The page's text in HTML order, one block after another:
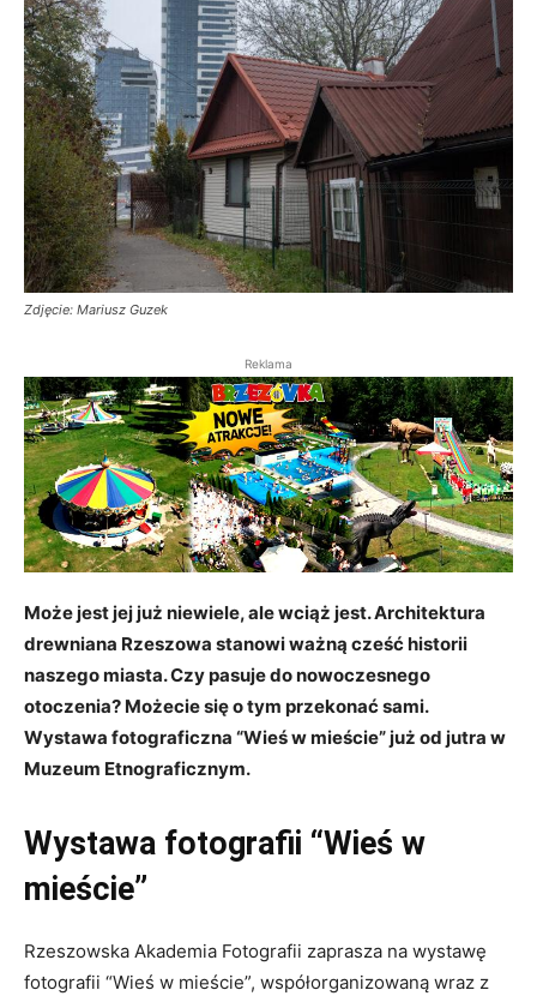
Zdjęcie: Mariusz Guzek
Reklama
Może jest jej już niewiele, ale wciąż jest. Architektura
drewniana Rzeszowa stanowi ważną cześć historii
naszego miasta. Czy pasuje do nowoczesnego
otoczenia? Możecie się o tym przekonać sami.
Wystawa fotograficzna “Wieś w mieście” już od jutra w
Muzeum Etnograficznym.
Wystawa fotografii “Wieś w
mieście”
Rzeszowska Akademia Fotografii zaprasza na wystawę
fotografii “Wieś w mieście”, współorganizowaną wraz z